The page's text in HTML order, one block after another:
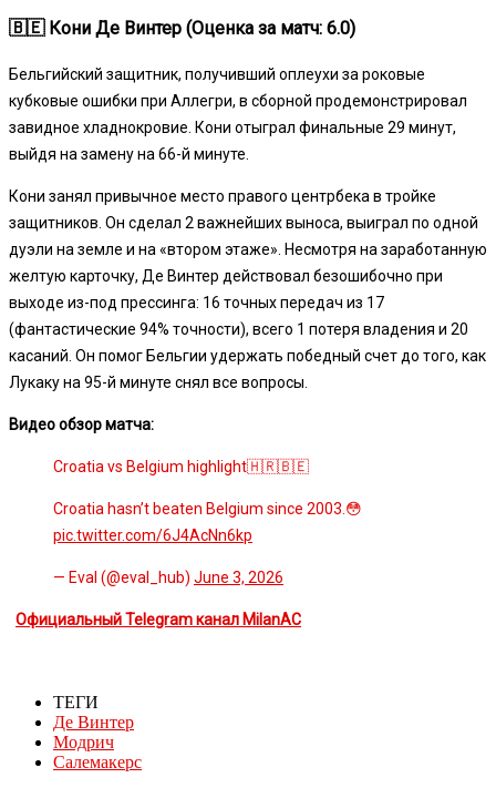
🇧🇪 Кони Де Винтер (Оценка за матч: 6.0)
Бельгийский защитник, получивший оплеухи за роковые
кубковые ошибки при Аллегри, в сборной продемонстрировал
завидное хладнокровие. Кони отыграл финальные 29 минут,
выйдя на замену на 66-й минуте.
Кони занял привычное место правого центрбека в тройке
защитников. Он сделал 2 важнейших выноса, выиграл по одной
дуэли на земле и на «втором этаже». Несмотря на заработанную
желтую карточку, Де Винтер действовал безошибочно при
выходе из-под прессинга: 16 точных передач из 17
(фантастические 94% точности), всего 1 потеря владения и 20
касаний. Он помог Бельгии удержать победный счет до того, как
Лукаку на 95-й минуте снял все вопросы.
Видео обзор матча:
Croatia vs Belgium highlight🇭🇷🇧🇪
Croatia hasn’t beaten Belgium since 2003.😳
pic.twitter.com/6J4AcNn6kp
— Eval (@eval_hub) June 3, 2026
Официальный Telegram канал MilanAC
ТЕГИ
Де Винтер
Модрич
Салемакерс